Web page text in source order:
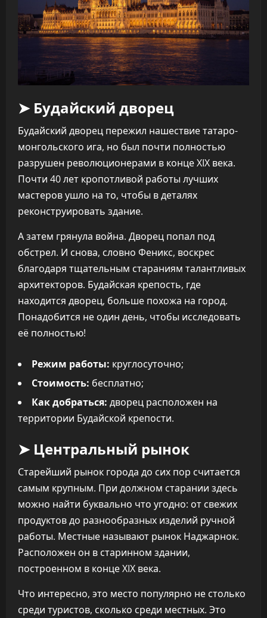
➤ Будайский дворец
Будайский дворец пережил нашествие татаро-
монгольского ига, но был почти полностью
разрушен революционерами в конце XIX века.
Почти 40 лет кропотливой работы лучших
мастеров ушло на то, чтобы в деталях
реконструировать здание.
А затем грянула война. Дворец попал под
обстрел. И снова, словно Феникс, воскрес
благодаря тщательным стараниям талантливых
архитекторов. Будайская крепость, где
находится дворец, больше похожа на город.
Понадобится не один день, чтобы исследовать
её полностью!
Режим работы: круглосуточно;
Стоимость: бесплатно;
Как добраться: дворец расположен на
территории Будайской крепости.
➤ Центральный рынок
Старейший рынок города до сих пор считается
самым крупным. При должном старании здесь
можно найти буквально что угодно: от свежих
продуктов до разнообразных изделий ручной
работы. Местные называют рынок Наджарнок.
Расположен он в старинном здании,
построенном в конце XIX века.
Что интересно, это место популярно не столько
среди туристов, сколько среди местных. Это